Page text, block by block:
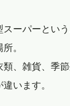
ーパーとい
。
、雑貨、季
います。